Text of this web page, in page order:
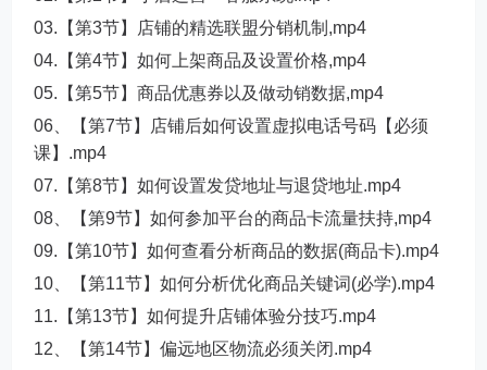
03.【第3节】店铺的精选联盟分销机制,mp4
04.【第4节】如何上架商品及设置价格,mp4
05.【第5节】商品优惠券以及做动销数据,mp4
06、【第7节】店铺后如何设置虚拟电话号码【必须
课】.mp4
07.【第8节】如何设置发贷地址与退贷地址.mp4
08、【第9节】如何参加平台的商品卡流量扶持,mp4
09.【第10节】如何查看分析商品的数据(商品卡).mp4
10、【第11节】如何分析优化商品关键词(必学).mp4
11.【第13节】如何提升店铺体验分技巧.mp4
12、【第14节】偏远地区物流必须关闭.mp4